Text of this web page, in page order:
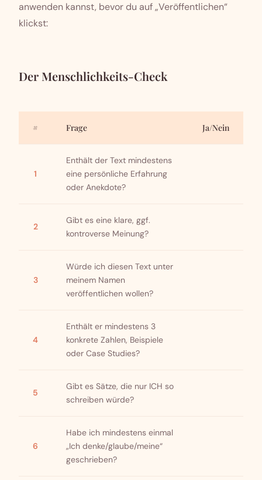
anwenden kannst, bevor du auf „Veröffentlichen“
klickst:
Der Menschlichkeits-Check
# Frage Ja/Nein
1
Enthält der Text mindestens
eine persönliche Erfahrung
oder Anekdote?
2
Gibt es eine klare, ggf.
kontroverse Meinung?
3
Würde ich diesen Text unter
meinem Namen
veröffentlichen wollen?
4
Enthält er mindestens 3
konkrete Zahlen, Beispiele
oder Case Studies?
5
Gibt es Sätze, die nur ICH so
schreiben würde?
6
Habe ich mindestens einmal
„Ich denke/glaube/meine“
geschrieben?